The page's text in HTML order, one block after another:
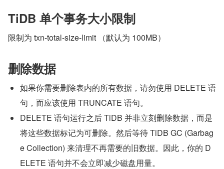
TiDB 单个事务大小限制
限制为 txn-total-size-limit （默认为 100MB）
删除数据
如果你需要删除表内的所有数据，请勿使用 DELETE 语
句，而应该使用 TRUNCATE 语句。
DELETE 语句运行之后 TiDB 并非立刻删除数据，而是
将这些数据标记为可删除。然后等待 TiDB GC (Garbag
e Collection) 来清理不再需要的旧数据。因此，你的 D
ELETE 语句并不会立即减少磁盘用量。